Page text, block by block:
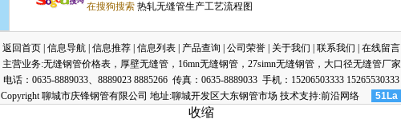
在搜狗搜索热轧无缝管生产工艺流程图
返回首页 信息导航 信息推荐 信息列表 产品查询 公司荣誉 关于我们 联系我们
在线留言
主营业务:无缝钢管价格表， 厚壁无缝管， 16mn无缝钢管， 27simn无缝钢管， 大口径无缝管厂家
电话：0635-8889033、8889023 8885266 传真：0635-8889033 手机：15206503333 15265530333
Copyright 聊城市庆锋钢管有限公司 地址:聊城开发区大东钢管市场 技术支持:前沿网络 51La
收缩